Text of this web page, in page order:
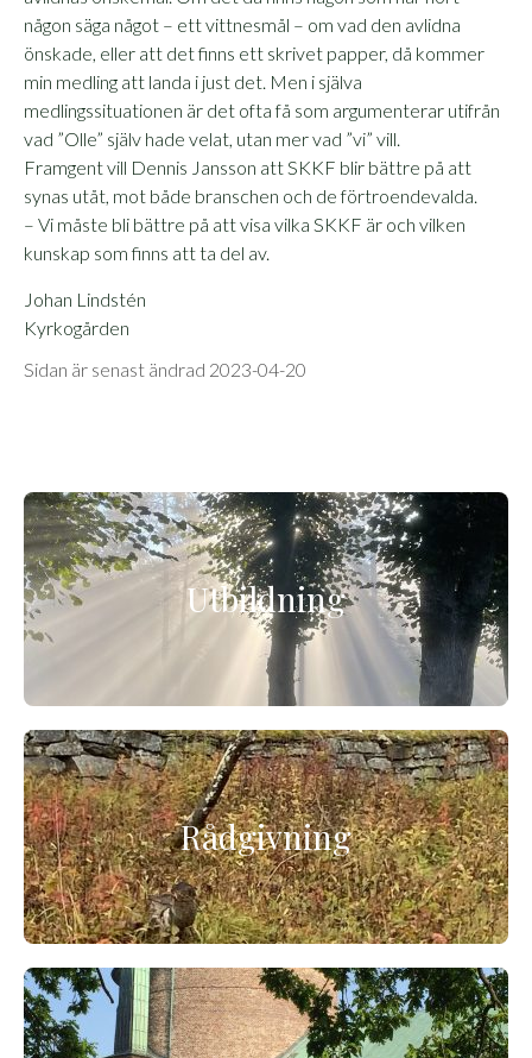
någon säga något – ett vittnesmål – om vad den avlidna
önskade, eller att det finns ett skrivet papper, då kommer
min medling att landa i just det. Men i själva
medlingssituationen är det ofta få som argumenterar utifrån
vad ”Olle” själv hade velat, utan mer vad ”vi” vill.
Framgent vill Dennis Jansson att SKKF blir bättre på att
synas utåt, mot både branschen och de förtroendevalda.
– Vi måste bli bättre på att visa vilka SKKF är och vilken
kunskap som finns att ta del av.
Johan Lindstén
Kyrkogården
Sidan är senast ändrad 2023-04-20
Utbildning
Rådgivning